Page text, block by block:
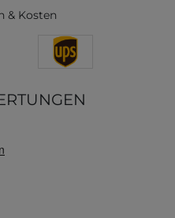
& Kosten